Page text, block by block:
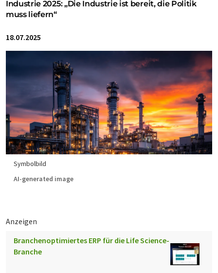
Industrie 2025: „Die Industrie ist bereit, die Politik
muss liefern“
18.07.2025
Symbolbild
AI-generated image
Anzeigen
Branchenoptimiertes ERP für die Life Science-
Branche